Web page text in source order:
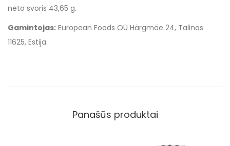
neto svoris 43,65 g.
Gamintojas: European Foods OÜ Härgmäe 24, Talinas
11625, Estija.
Panašūs produktai